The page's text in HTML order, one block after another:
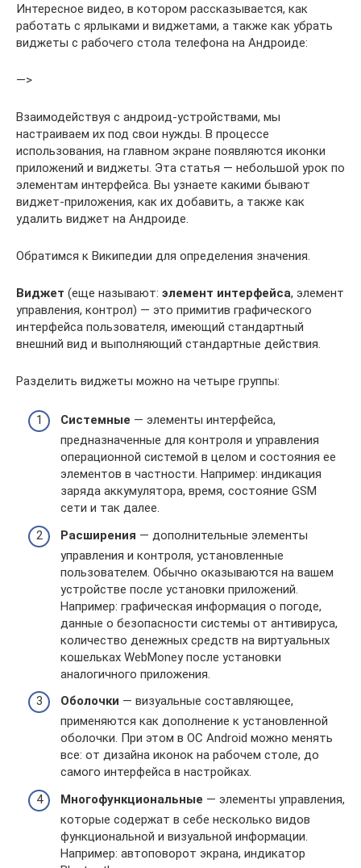
Интересное видео, в котором рассказывается, как
работать с ярлыками и виджетами, а также как убрать
виджеты с рабочего стола телефона на Андроиде:
—>
Взаимодействуя с андроид-устройствами, мы
настраиваем их под свои нужды. В процессе
использования, на главном экране появляются иконки
приложений и виджеты. Эта статья — небольшой урок по
элементам интерфейса. Вы узнаете какими бывают
виджет-приложения, как их добавить, а также как
удалить виджет на Андроиде.
Обратимся к Википедии для определения значения.
Виджет (еще называют: элемент интерфейса, элемент
управления, контрол) — это примитив графического
интерфейса пользователя, имеющий стандартный
внешний вид и выполняющий стандартные действия.
Разделить виджеты можно на четыре группы:
Системные — элементы интерфейса,
предназначенные для контроля и управления
операционной системой в целом и состояния ее
элементов в частности. Например: индикация
заряда аккумулятора, время, состояние GSM
сети и так далее.
Расширения — дополнительные элементы
управления и контроля, установленные
пользователем. Обычно оказываются на вашем
устройстве после установки приложений.
Например: графическая информация о погоде,
данные о безопасности системы от антивируса,
количество денежных средств на виртуальных
кошельках WebMoney после установки
аналогичного приложения.
Оболочки — визуальные составляющее,
применяются как дополнение к установленной
оболочки. При этом в ОС Android можно менять
все: от дизайна иконок на рабочем столе, до
самого интерфейса в настройках.
Многофункциональные — элементы управления,
которые содержат в себе несколько видов
функциональной и визуальной информации.
Например: автоповорот экрана, индикатор